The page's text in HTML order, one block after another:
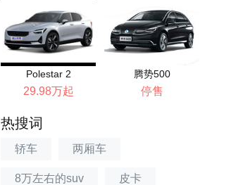
Polestar 2
29.98万起
腾势500
停售
热搜词
轿车 两厢车
8万左右的suv 皮卡